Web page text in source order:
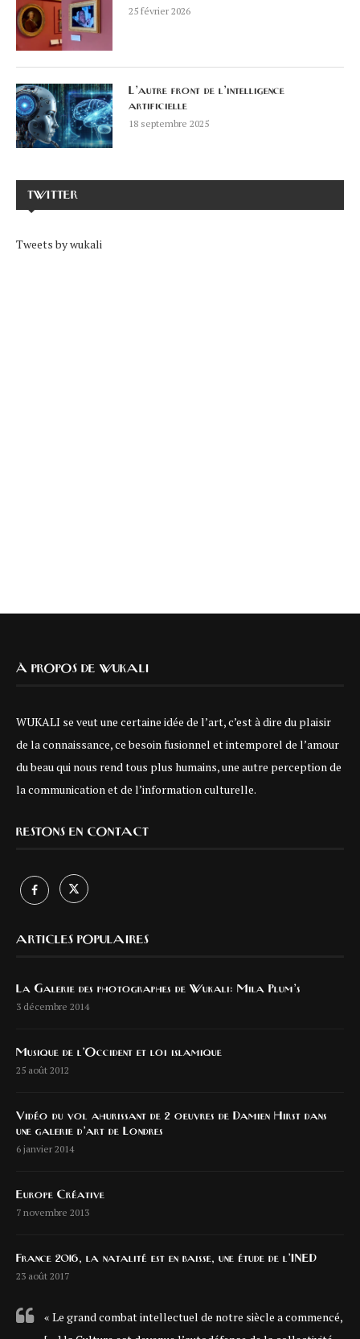
25 février 2026
L’autre front de l’intelligence
artificielle
18 septembre 2025
TWITTER
Tweets by wukali
À PROPOS DE WUKALI
WUKALI se veut une certaine idée de l’art, c’est à dire du plaisir
de la connaissance, ce besoin fusionnel et intemporel de l’amour
du beau qui nous rend tous plus humains, une autre perception de
la communication et de l’information culturelle.
RESTONS EN CONTACT
ARTICLES POPULAIRES
La Galerie des photographes de Wukali: Mila Plum’s
3 décembre 2014
Musique de l’Occident et loi islamique
25 août 2012
Vidéo du vol ahurissant de 2 oeuvres de Damien Hirst dans
une galerie d’art de Londres
6 janvier 2014
Europe Créative
7 novembre 2013
France 2016, la natalité est en baisse, une étude de l’INED
23 août 2017
« Le grand combat intellectuel de notre siècle a commencé,